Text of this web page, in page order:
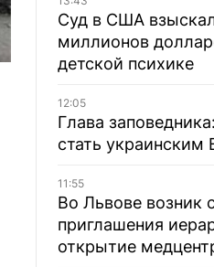
Суд в США
миллионов
детской психике
12:05
Глава
стать украинским
11:55
Во Львове возник
приглашения
открытие